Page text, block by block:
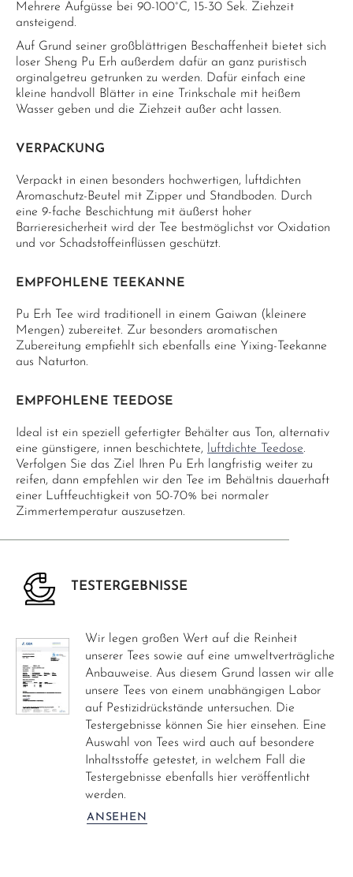
Mehrere Aufgüsse bei 90-100°C, 15-30 Sek. Ziehzeit
ansteigend.
Auf Grund seiner großblättrigen Beschaffenheit bietet sich
loser Sheng Pu Erh außerdem dafür an ganz puristisch
orginalgetreu getrunken zu werden. Dafür einfach eine
kleine handvoll Blätter in eine Trinkschale mit heißem
Wasser geben und die Ziehzeit außer acht lassen.
VERPACKUNG
Verpackt in einen besonders hochwertigen, luftdichten
Aromaschutz-Beutel mit Zipper und Standboden. Durch
eine 9-fache Beschichtung mit äußerst hoher
Barrieresicherheit wird der Tee bestmöglichst vor Oxidation
und vor Schadstoffeinflüssen geschützt.
EMPFOHLENE TEEKANNE
Pu Erh Tee wird traditionell in einem Gaiwan (kleinere
Mengen) zubereitet. Zur besonders aromatischen
Zubereitung empfiehlt sich ebenfalls eine Yixing-Teekanne
aus Naturton.
EMPFOHLENE TEEDOSE
Ideal ist ein speziell gefertigter Behälter aus Ton, alternativ
eine günstigere, innen beschichtete,
luftdichte Teedose.
Verfolgen Sie das Ziel Ihren Pu Erh langfristig weiter zu
reifen, dann empfehlen wir den Tee im Behältnis dauerhaft
einer Luftfeuchtigkeit von 50-70% bei normaler
Zimmertemperatur auszusetzen.
TESTERGEBNISSE
Wir legen großen Wert auf die Reinheit
unserer Tees sowie auf eine umweltverträgliche
Anbauweise. Aus diesem Grund lassen wir alle
unsere Tees von einem unabhängigen Labor
auf Pestizidrückstände untersuchen. Die
Testergebnisse können Sie hier einsehen. Eine
Auswahl von Tees wird auch auf besondere
Inhaltsstoffe getestet, in welchem Fall die
Testergebnisse ebenfalls hier veröffentlicht
werden.
ANSEHEN